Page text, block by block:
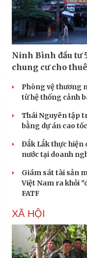
Ninh Bình đầu tư
chung cư cho thuê
Phòng vệ thương
từ hệ thống cảnh
Thái Nguyên tập
bằng dự án cao
Đắk Lắk thực hiện
nước tại doanh
Giám sát tài sản
Việt Nam ra khỏi
FATF
XÃ HỘI